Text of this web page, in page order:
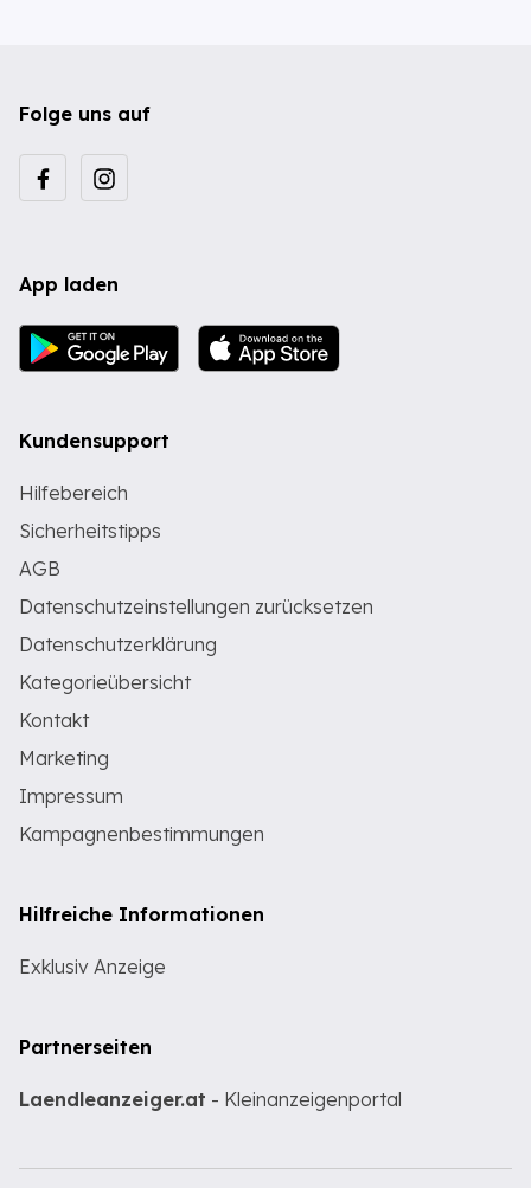
Folge uns auf
App laden
Kundensupport
Hilfebereich
Sicherheitstipps
AGB
Datenschutzeinstellungen zurücksetzen
Datenschutzerklärung
Kategorieübersicht
Kontakt
Marketing
Impressum
Kampagnenbestimmungen
Hilfreiche Informationen
Exklusiv Anzeige
Partnerseiten
Laendleanzeiger.at - Kleinanzeigenportal